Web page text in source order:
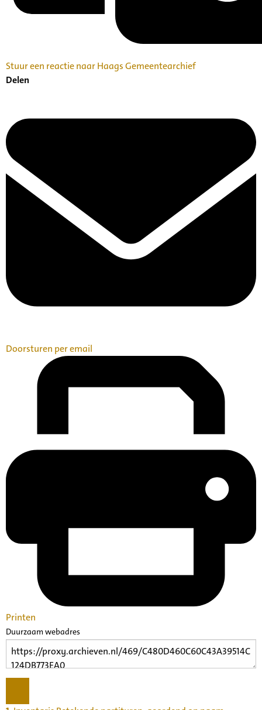
Stuur een reactie naar Haags Gemeentearchief
Delen
Doorsturen per email
Printen
Duurzaam webadres